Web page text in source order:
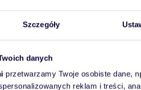
Szczegóły
danych
przetwarzamy Twoje osobiste dane,
reklam i treści,
bezpośrednio przy Żwirowni i
- przynajmniej pod
nasadzenie ponad 100 różnych
zostaną atrakcje przyjazne
wszystkim na zdrowy, nowoczesny
także: